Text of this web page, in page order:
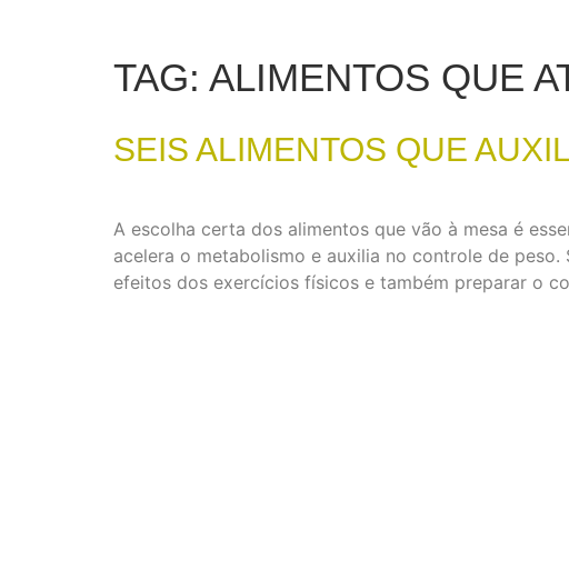
TAG: ALIMENTOS QUE
SEIS ALIMENTOS QUE
A escolha certa dos alimentos que vão à mesa é
acelera o metabolismo e auxilia no controle de
efeitos dos exercícios físicos e também preparar o